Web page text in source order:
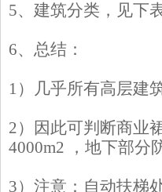
5、建筑分类，见下
6、总结：
1）几乎所有高层建
2）因此可判断商业
4000m2 ，地下部分
3）注意：自动扶梯